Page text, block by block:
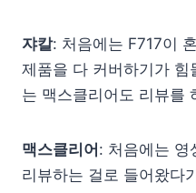
쟈칼: 처음에는 F717이
제품을 다 커버하기가 힘
는 맥스클리어도 리뷰를
맥스클리어 : 처음에는 영
리뷰하는 걸로 들어왔다